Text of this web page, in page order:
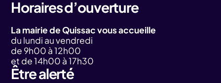
Horaires d’ouverture
La mairie de Quissac vous accueille
du lundi au vendredi
de 9h00 à 12h00
et de 14h00 à 17h30
Être alerté